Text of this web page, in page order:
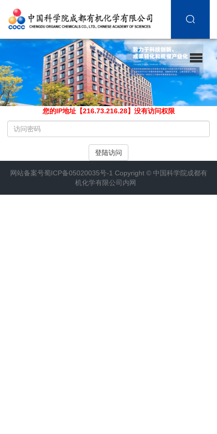
您的IP地址【216.73.216.28】没有访问权限
输
入
访
密
码
登陆访问
网站备案号蜀ICP备05020035号-1 Copyright © 中国科学院成都有
机化学有限公司内网